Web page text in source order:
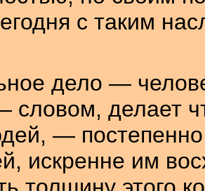
с таким
дело —
словом, делает
—
искренне им